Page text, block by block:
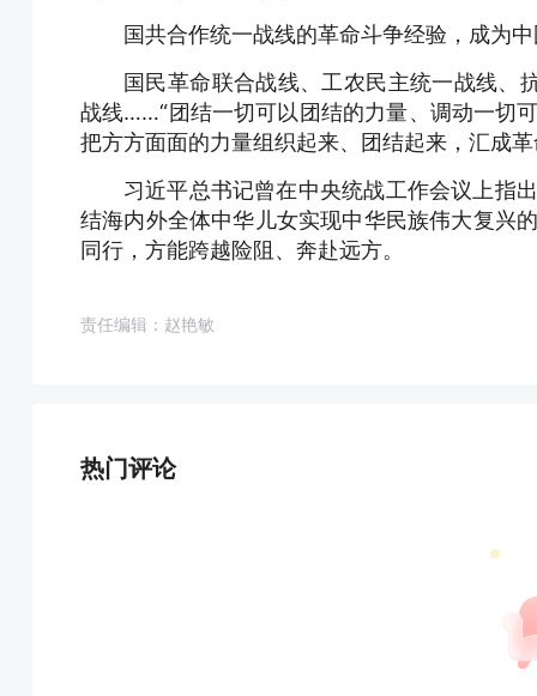
国共合作统一战线的革命斗争经验，成为
国民革命联合战线、工农民主统一战线、
战线……“团结一切可以团结的力量、调动一切
把方方面面的力量组织起来、团结起来，汇成
习近平总书记曾在中央统战工作会议上指
结海内外全体中华儿女实现中华民族伟大复兴
同行，方能跨越险阻、奔赴远方。
责任编辑：赵艳敏
热门评论